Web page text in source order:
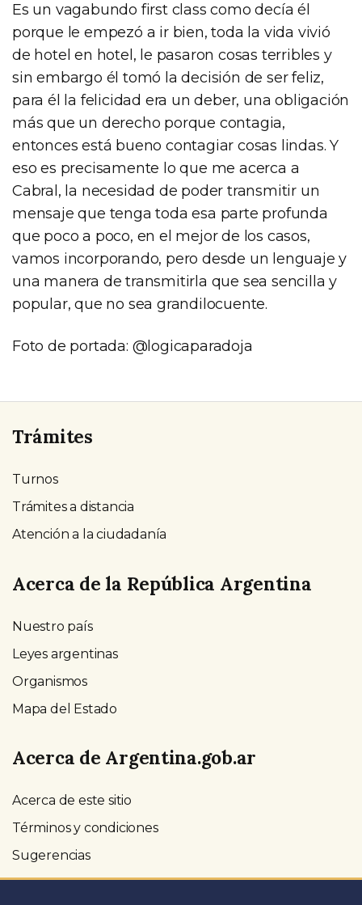
Es un vagabundo first class como decía él
porque le empezó a ir bien, toda la vida vivió
de hotel en hotel, le pasaron cosas terribles y
sin embargo él tomó la decisión de ser feliz,
para él la felicidad era un deber, una obligación
más que un derecho porque contagia,
entonces está bueno contagiar cosas lindas. Y
eso es precisamente lo que me acerca a
Cabral, la necesidad de poder transmitir un
mensaje que tenga toda esa parte profunda
que poco a poco, en el mejor de los casos,
vamos incorporando, pero desde un lenguaje y
una manera de transmitirla que sea sencilla y
popular, que no sea grandilocuente.
Foto de portada: @logicaparadoja
Trámites
Turnos
Trámites a distancia
Atención a la ciudadanía
Acerca de la República Argentina
Nuestro país
Leyes argentinas
Organismos
Mapa del Estado
Acerca de Argentina.gob.ar
Acerca de este sitio
Términos y condiciones
Sugerencias